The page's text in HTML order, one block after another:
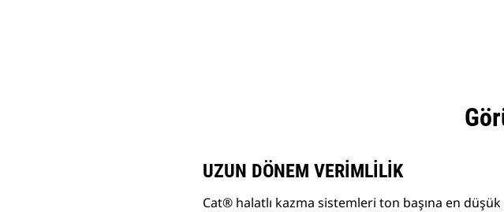
UZUN DÖNEM VERİMLİLİK
Cat® halatlı kazma sistemleri ton başına en